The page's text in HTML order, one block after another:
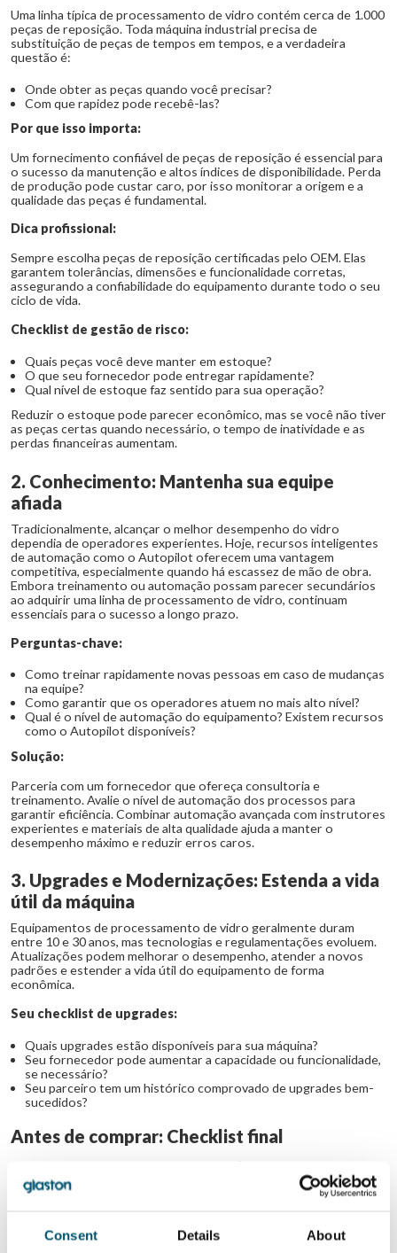
Consent Details About
Uma linha típica de processamento de vidro contém cerca de 1.000
peças de reposição. Toda máquina industrial precisa de
substituição de peças de tempos em tempos, e a verdadeira
questão é:
Onde obter as peças quando você precisar?
Com que rapidez pode recebê-las?
Por que isso importa:
Um fornecimento confiável de peças de reposição é essencial para
o sucesso da manutenção e altos índices de disponibilidade. Perda
de produção pode custar caro, por isso monitorar a origem e a
qualidade das peças é fundamental.
Dica profissional:
Sempre escolha peças de reposição certificadas pelo OEM. Elas
garantem tolerâncias, dimensões e funcionalidade corretas,
assegurando a confiabilidade do equipamento durante todo o seu
ciclo de vida.
Checklist de gestão de risco:
Quais peças você deve manter em estoque?
O que seu fornecedor pode entregar rapidamente?
Qual nível de estoque faz sentido para sua operação?
Reduzir o estoque pode parecer econômico, mas se você não tiver
as peças certas quando necessário, o tempo de inatividade e as
perdas financeiras aumentam.
2. Conhecimento: Mantenha sua equipe
afiada
Tradicionalmente, alcançar o melhor desempenho do vidro
dependia de operadores experientes. Hoje, recursos inteligentes
de automação como o Autopilot oferecem uma vantagem
competitiva, especialmente quando há escassez de mão de obra.
Embora treinamento ou automação possam parecer secundários
ao adquirir uma linha de processamento de vidro, continuam
essenciais para o sucesso a longo prazo.
Perguntas-chave:
Como treinar rapidamente novas pessoas em caso de mudanças
na equipe?
Como garantir que os operadores atuem no mais alto nível?
Qual é o nível de automação do equipamento? Existem recursos
como o Autopilot disponíveis?
Solução:
Parceria com um fornecedor que ofereça consultoria e
treinamento. Avalie o nível de automação dos processos para
garantir eficiência. Combinar automação avançada com instrutores
experientes e materiais de alta qualidade ajuda a manter o
desempenho máximo e reduzir erros caros.
3. Upgrades e Modernizações: Estenda a vida
útil da máquina
Equipamentos de processamento de vidro geralmente duram
entre 10 e 30 anos, mas tecnologias e regulamentações evoluem.
Atualizações podem melhorar o desempenho, atender a novos
padrões e estender a vida útil do equipamento de forma
econômica.
Seu checklist de upgrades:
Quais upgrades estão disponíveis para sua máquina?
Seu fornecedor pode aumentar a capacidade ou funcionalidade,
se necessário?
Seu parceiro tem um histórico comprovado de upgrades bem-
sucedidos?
Antes de comprar: Checklist final
Defina sua estratégia de manutenção (mão de obra, peças,
tecnologia).
Revise com fornecedores as peças de reposição e métodos de
publicações do setor.